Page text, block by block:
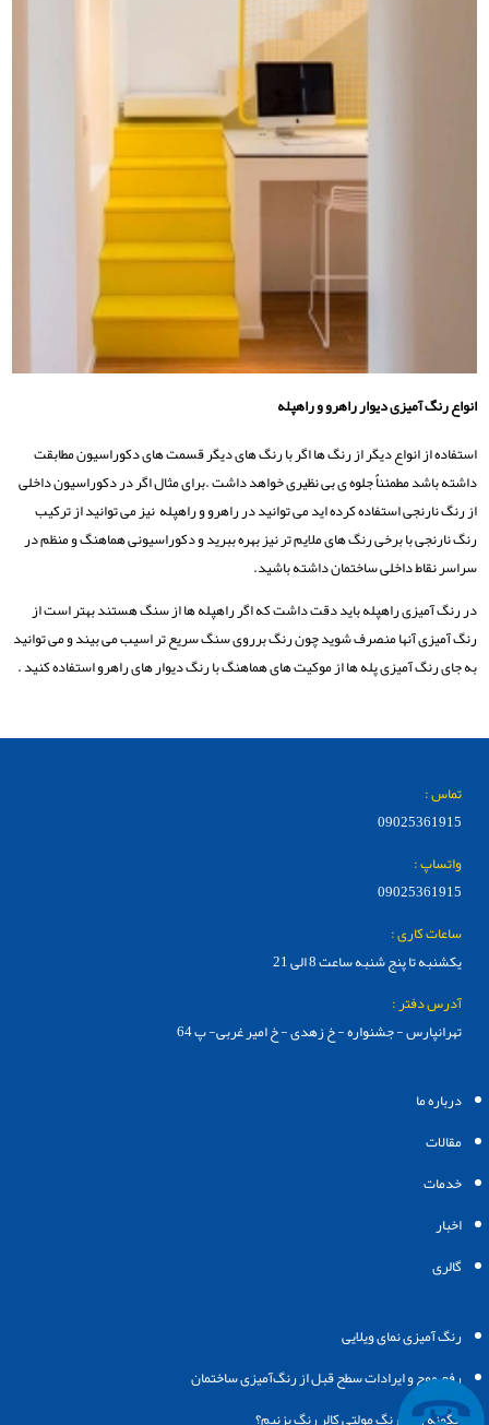
انواع رنگ آمیزی دیوار راهرو و راهپله
استفاده از انواع دیگر از رنگ ها اگر با رنگ های دیگر قسمت های دکوراسیون مطابقت
داشته باشد مطمئناٌ جلوه ی بی نظیری خواهد داشت .برای مثال اگر در دکوراسیون داخلی
از رنگ نارنجی استفاده کرده اید می توانید در راهرو و راهپله نیز می توانید از ترکیب
رنگ نارنجی با برخی رنگ های ملایم تر نیز بهره ببرید و دکوراسیونی هماهنگ و منظم در
سراسر نقاط داخلی ساختمان داشته باشید.
در رنگ آمیزی راهپله باید دقت داشت که اگر راهپله ها از سنگ هستند بهتر است از
رنگ آمیزی آنها منصرف شوید چون رنگ برروی سنگ سریع تر اسیب می بیند و می توانید
به جای رنگ آمیزی پله ها از موکیت های هماهنگ با رنگ دیوار های راهرو استفاده کنید .
تماس :
09025361915
واتساپ :
09025361915
ساعات کاری :
یکشنبه تا پنج شنبه ساعت 8 الی 21
آدرس دفتر :
تهرانپارس - جشنواره - خ زهدی - خ امیر غربی- پ 64
درباره ما
مقالات
خدمات
اخبار
گالری
رنگ‌ آمیزی نمای ویلایی
رفع موج و ایرادات سطح قبل از رنگ‌آمیزی ساختمان